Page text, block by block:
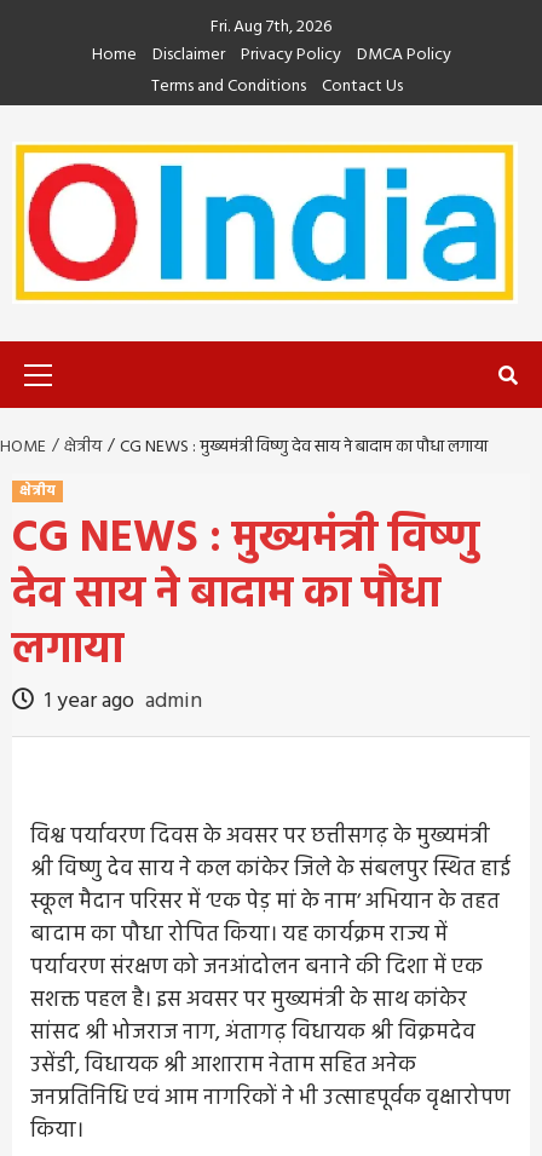
Fri. Aug 7th, 2026
Home
Disclaimer Privacy Policy DMCA Policy
Terms and Conditions Contact Us
HOME क्षेत्रीय CG NEWS : मुख्यमंत्री विष्णु देव साय ने बादाम का पौधा लगाया
क्षेत्रीय
CG NEWS : मुख्यमंत्री विष्णु
देव साय ने बादाम का पौधा
लगाया
1 year ago admin
विश्व पर्यावरण दिवस के अवसर पर छत्तीसगढ़ के मुख्यमंत्री
श्री विष्णु देव साय ने कल कांकेर जिले के संबलपुर स्थित हाई
स्कूल मैदान परिसर में ‘एक पेड़ मां के नाम’ अभियान के तहत
बादाम का पौधा रोपित किया। यह कार्यक्रम राज्य में
पर्यावरण संरक्षण को जनआंदोलन बनाने की दिशा में एक
सशक्त पहल है। इस अवसर पर मुख्यमंत्री के साथ कांकेर
सांसद श्री भोजराज नाग, अंतागढ़ विधायक श्री विक्रमदेव
उसेंडी, विधायक श्री आशाराम नेताम सहित अनेक
जनप्रतिनिधि एवं आम नागरिकों ने भी उत्साहपूर्वक वृक्षारोपण
किया।